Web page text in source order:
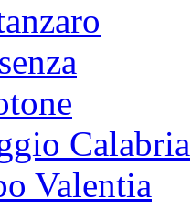
Calabria
Valentia